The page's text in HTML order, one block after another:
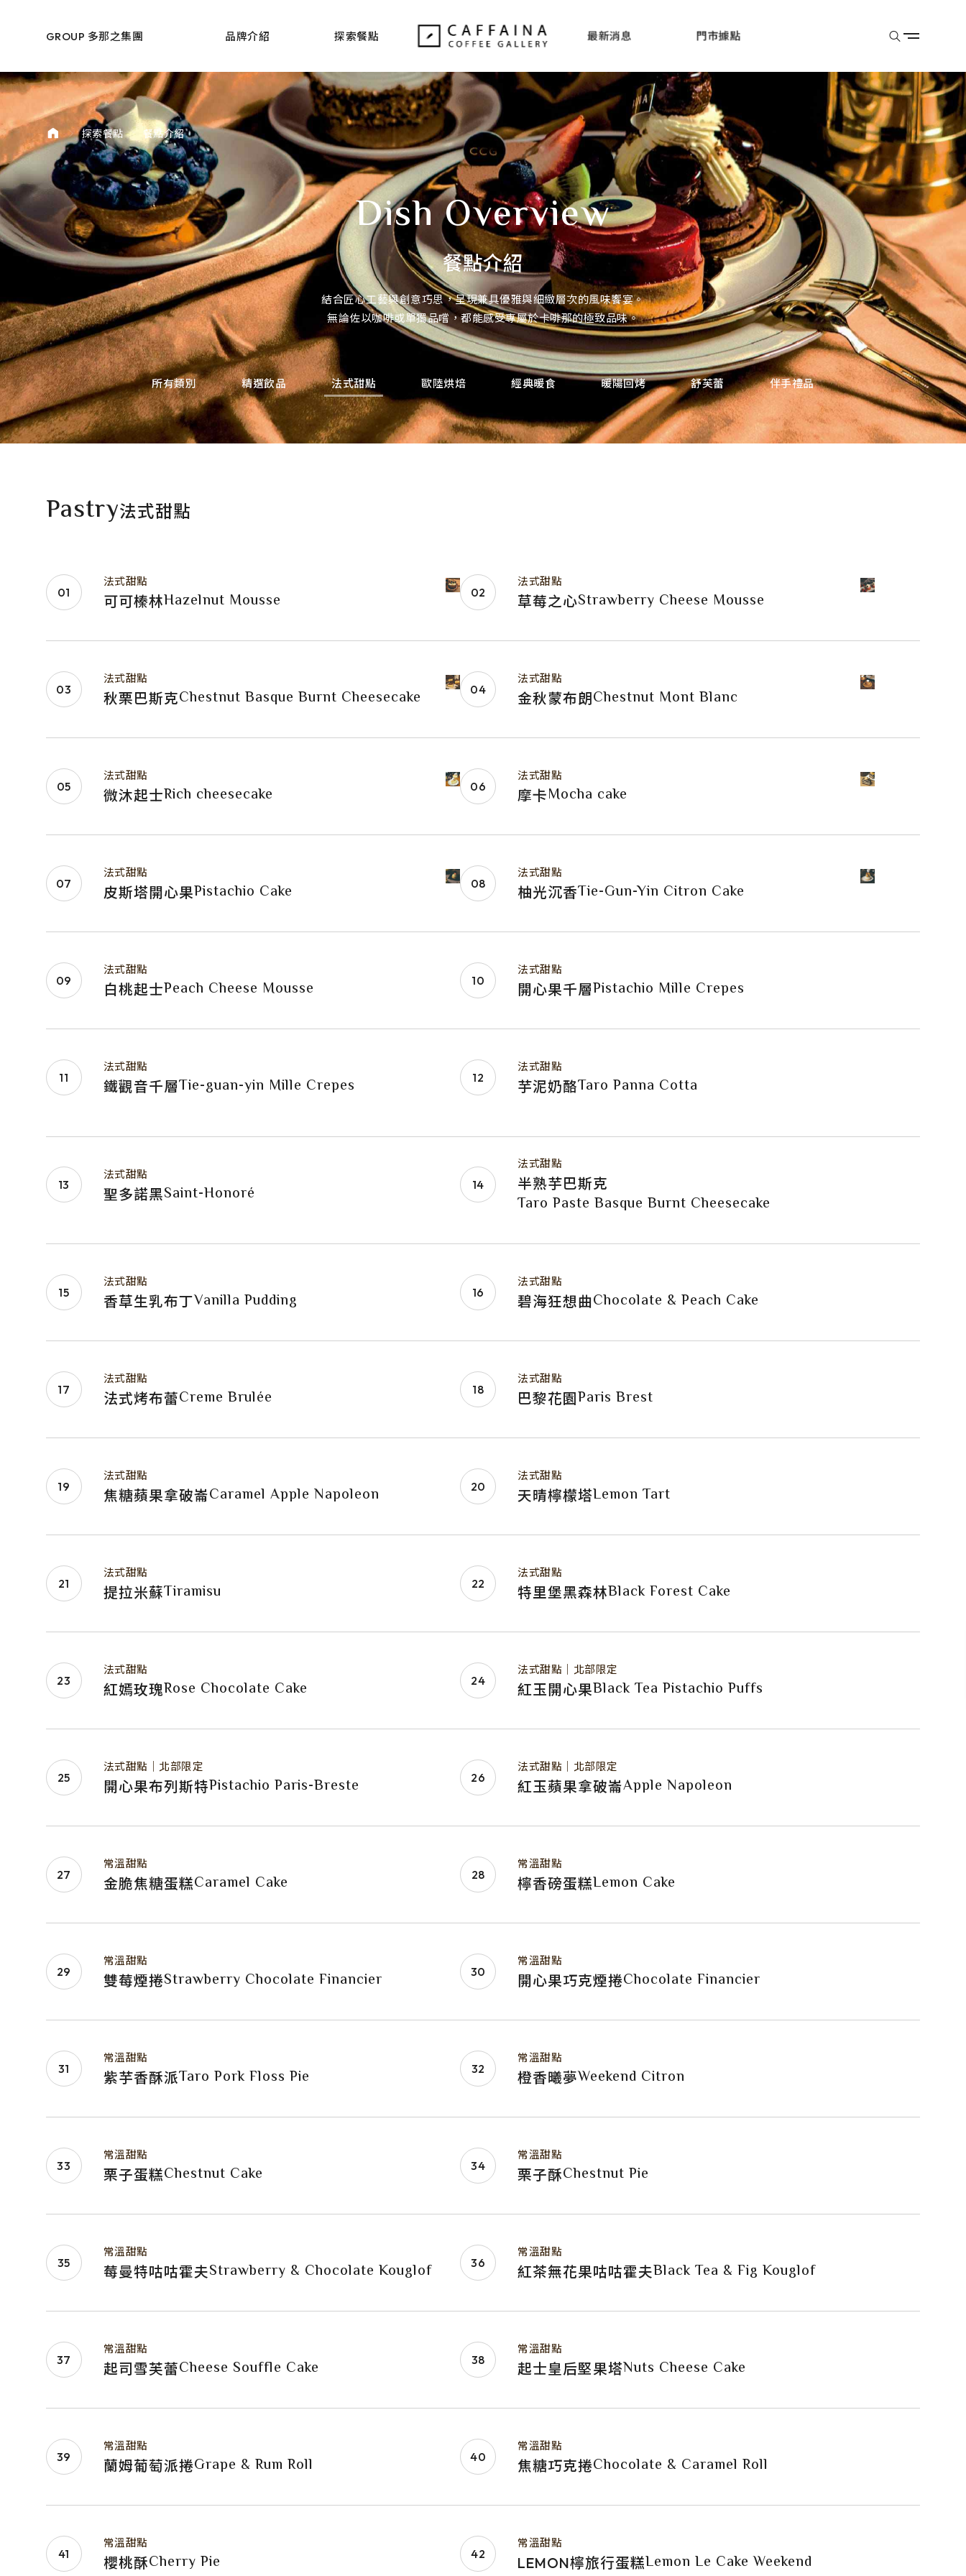
GROUP 多那之集團 品牌介紹 探索餐點 最新消息 門市據點
探索餐點 餐點介紹
Dish Overview
餐點介紹
結合匠心工藝與創意巧思，呈現兼具優雅與細緻層次的風味饗宴。
無論佐以咖啡或單獨品嚐，都能感受專屬於卡啡那的極致品味。
所有類別 精選飲品 法式甜點 歐陸烘焙 經典暖食 暖陽回烤 舒芙蕾 伴手禮品
Pastry法式甜點
法式甜點
可可榛林Hazelnut Mousse
法式甜點
草莓之心Strawberry Cheese Mousse
法式甜點
秋栗巴斯克Chestnut Basque Burnt Cheesecake
法式甜點
金秋蒙布朗Chestnut Mont Blanc
法式甜點
微沐起士Rich cheesecake
法式甜點
摩卡Mocha cake
法式甜點
皮斯塔開心果Pistachio Cake
法式甜點
柚光沉香Tie-Gun-Yin Citron Cake
法式甜點
白桃起士Peach Cheese Mousse
法式甜點
開心果千層Pistachio Mille Crepes
法式甜點
鐵觀音千層Tie-guan-yin Mille Crepes
法式甜點
芋泥奶酪Taro Panna Cotta
法式甜點
聖多諾黑Saint-Honoré
法式甜點
半熟芋巴斯克
Taro Paste Basque Burnt Cheesecake
法式甜點
香草生乳布丁Vanilla Pudding
法式甜點
碧海狂想曲Chocolate & Peach Cake
法式甜點
法式烤布蕾Creme Brulée
法式甜點
巴黎花園Paris Brest
法式甜點
焦糖蘋果拿破崙Caramel Apple Napoleon
法式甜點
天晴檸檬塔Lemon Tart
法式甜點
提拉米蘇Tiramisu
法式甜點
特里堡黑森林Black Forest Cake
法式甜點
紅嫣玫瑰Rose Chocolate Cake
法式甜點｜北部限定
紅玉開心果Black Tea Pistachio Puffs
法式甜點｜北部限定
開心果布列斯特Pistachio Paris-Breste
法式甜點｜北部限定
紅玉蘋果拿破崙Apple Napoleon
常溫甜點
金脆焦糖蛋糕Caramel Cake
常溫甜點
檸香磅蛋糕Lemon Cake
常溫甜點
雙莓煙捲Strawberry Chocolate Financier
常溫甜點
開心果巧克煙捲Chocolate Financier
常溫甜點
紫芋香酥派Taro Pork Floss Pie
常溫甜點
橙香曦夢Weekend Citron
常溫甜點
栗子蛋糕Chestnut Cake
常溫甜點
栗子酥Chestnut Pie
常溫甜點
莓曼特咕咕霍夫Strawberry & Chocolate Kouglof
常溫甜點
紅茶無花果咕咕霍夫Black Tea & Fig Kouglof
常溫甜點
起司雪芙蕾Cheese Souffle Cake
常溫甜點
起士皇后堅果塔Nuts Cheese Cake
常溫甜點
蘭姆葡萄派捲Grape & Rum Roll
常溫甜點
焦糖巧克捲Chocolate & Caramel Roll
常溫甜點
櫻桃酥Cherry Pie
常溫甜點
LEMON檸旅行蛋糕Lemon Le Cake Weekend
探索餐點
品牌介紹
最新消息
門市據點
文章專欄
會員專區
外部連結
聯絡我們
多那之集團
TEL 07 - 3120799 SERVICE
週一至週五 / 9:00-18:00
人才招募
PRIVACY POLICY